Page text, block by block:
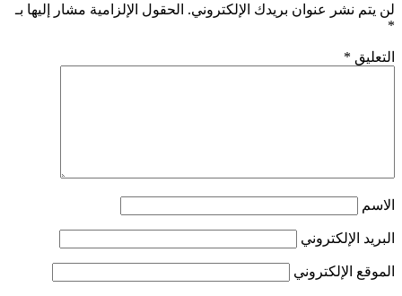
لن يتم نشر عنوان بريدك الإلكتروني. الحقول الإلزامية مشار إليها بـ
*
التعليق *
الاسم
البريد الإلكتروني
الموقع الإلكتروني